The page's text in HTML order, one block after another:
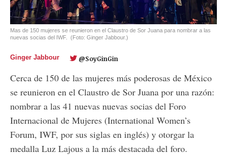
Mas de 150 mujeres se reunieron en el Claustro de Sor Juana para nombrar a las
nuevas socias del IWF.
(Foto: Ginger Jabbour.)
Ginger Jabbour @SoyGinGin
Cerca de 150 de las mujeres más poderosas de México
se reunieron en el Claustro de Sor Juana por una razón:
nombrar a las 41 nuevas nuevas socias del Foro
Internacional de Mujeres (International Women’s
Forum, IWF, por sus siglas en inglés) y otorgar la
medalla Luz Lajous a la más destacada del foro.